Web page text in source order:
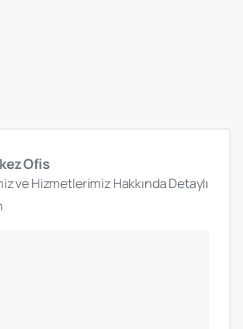
Ofis
ve Hizmetlerimiz Hakkında Detaylı